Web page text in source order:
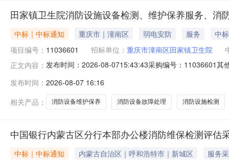
田家镇卫生院消防设施设备检测、维护保养服务、消
中标｜中标通知 重庆市｜潼南区 弱电安防 服务
中
项目编号： 11036601 招标单位： 重庆市潼南区田家镇卫生院
正文内容： 发布时间：2026-08-0715:43:43采购编号：11036601其
庆淳兴消防工程有限公司5000.05000.05000.00成交
发布时间： 2026-08-07 16:16
相关产品：
消防设备维护保养 消防设备故障处理 消防设施检测
中国银行内蒙古区分行本部办公楼消防维保检测评
中标｜中标通知 内蒙古自治区｜呼和浩特市｜新城区
服务